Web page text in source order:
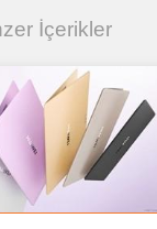
İçerikler